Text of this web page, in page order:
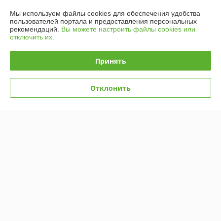
График работы
Политика обработки cookies
Сайт создан на платформе Deal.by
Мы используем файлы cookies для обеспечения удобства
пользователей портала и предоставления персональных
рекомендаций. Вы можете настроить файлы cookies или
отключить их.
Принять
Отклонить